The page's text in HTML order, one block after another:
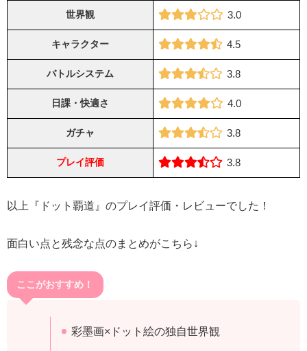
世界観 3.0
キャラクター 4.5
バトルシステム 3.8
日課・快適さ 4.0
ガチャ 3.8
プレイ評価 3.8
以上『ドット覇道』のプレイ評価・レビューでした！
面白い点と残念な点のまとめがこちら↓
ここがおすすめ！
彩墨画×ドット絵の独自世界観